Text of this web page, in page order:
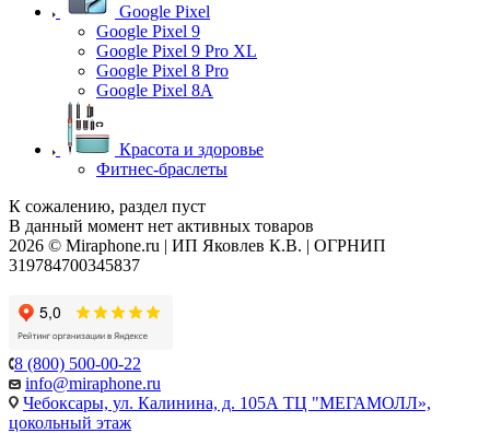
Google Pixel
Google Pixel 9
Google Pixel 9 Pro XL
Google Pixel 8 Pro
Google Pixel 8A
Красота и здоровье
Фитнес-браслеты
К сожалению, раздел пуст
В данный момент нет активных товаров
2026 © Miraphone.ru | ИП Яковлев К.В. | ОГРНИП
319784700345837
8 (800) 500-00-22
info@miraphone.ru
Чебоксары, ул. Калинина, д. 105А ТЦ "МЕГАМОЛЛ»,
цокольный этаж